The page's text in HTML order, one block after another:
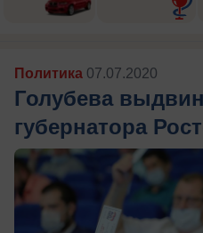
Политика 07.07.2020
Голубева
губернатора